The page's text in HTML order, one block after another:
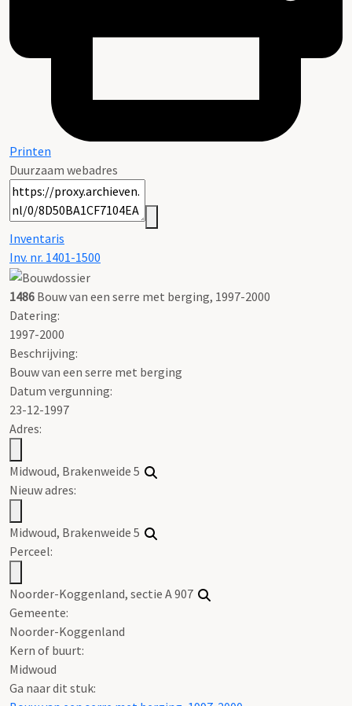
Printen
Duurzaam webadres
Inventaris
Inv. nr. 1401-1500
1486 Bouw van een serre met berging, 1997-2000
Datering:
1997-2000
Beschrijving:
Bouw van een serre met berging
Datum vergunning:
23-12-1997
Adres:
Midwoud, Brakenweide 5
Nieuw adres:
Midwoud, Brakenweide 5
Perceel:
Noorder-Koggenland, sectie A 907
Gemeente:
Noorder-Koggenland
Kern of buurt:
Midwoud
Ga naar dit stuk: